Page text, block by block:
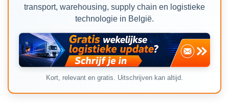
transport, warehousing, supply chain en logistieke
technologie in België.
Kort, relevant en gratis. Uitschrijven kan altijd.